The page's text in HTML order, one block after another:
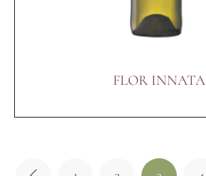
FLOR INNATA